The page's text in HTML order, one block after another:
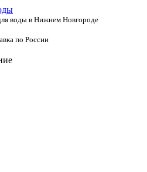
воды в Нижнем Новгороде
по России